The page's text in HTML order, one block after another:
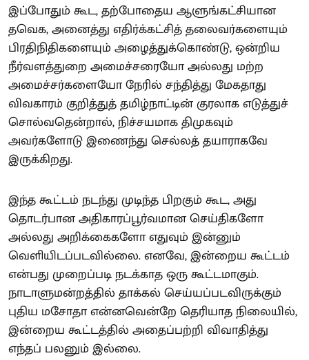
இப்போதும் கூட, தற்போதைய ஆளுங்கட்சியான
தவெக, அனைத்து எதிர்க்கட்சித் தலைவர்களையும்
பிரதிநிதிகளையும் அழைத்துக்கொண்டு, ஒன்றிய
நீர்வளத்துறை அமைச்சரையோ அல்லது மற்ற
அமைச்சர்களையோ நேரில் சந்தித்து மேகதாது
விவகாரம் குறித்துத் தமிழ்நாட்டின் குரலாக எடுத்துச்
சொல்வதென்றால், நிச்சயமாக திமுகவும்
அவர்களோடு இணைந்து செல்லத் தயாராகவே
இருக்கிறது.
இந்த கூட்டம் நடந்து முடிந்த பிறகும் கூட, அது
தொடர்பான அதிகாரப்பூர்வமான செய்திகளோ
அல்லது அறிக்கைகளோ எதுவும் இன்னும்
வெளியிடப்படவில்லை. எனவே, இன்றைய கூட்டம்
என்பது முறைப்படி நடக்காத ஒரு கூட்டமாகும்.
நாடாளுமன்றத்தில் தாக்கல் செய்யப்படவிருக்கும்
புதிய மசோதா என்னவென்றே தெரியாத நிலையில்,
இன்றைய கூட்டத்தில் அதைப்பற்றி விவாதித்து
எந்தப் பலனும் இல்லை.